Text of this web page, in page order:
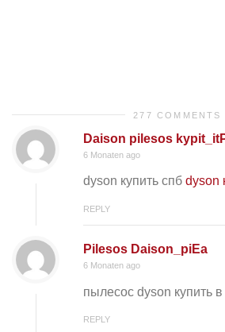
277 COMMENTS
Daison pilesos
6 Monaten ago
dyson купить спб dyson
REPLY
Pilesos Daison_piEa
6 Monaten ago
пылесос dyson купить
REPLY